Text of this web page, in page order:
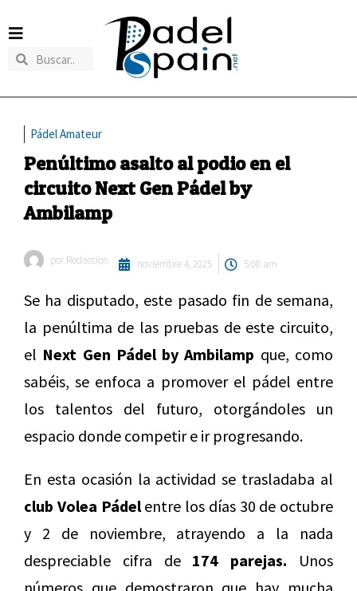
Pádel Amateur
Penúltimo asalto al podio en el
circuito Next Gen Pádel by
Ambilamp
por Redaccion noviembre 4, 2025 5:00 am
Se ha disputado, este pasado fin de semana,
la penúltima de las pruebas de este circuito,
el Next Gen Pádel by Ambilamp que, como
sabéis, se enfoca a promover el pádel entre
los talentos del futuro, otorgándoles un
espacio donde competir e ir progresando.
En esta ocasión la actividad se trasladaba al
club Volea Pádelentre los días 30 de octubre
y 2 de noviembre, atrayendo a la nada
despreciable cifra de 174 parejas. Unos